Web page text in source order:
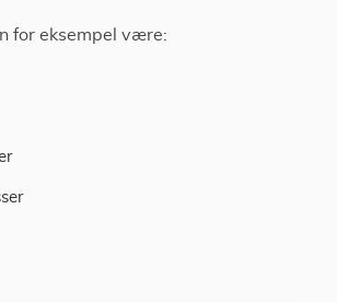
for eksempel være: